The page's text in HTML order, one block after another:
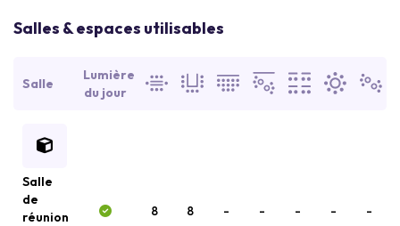
Salles & espaces utilisables
Salle
Lumière
du jour
Salle
de
réunion
8 8 - - - - -